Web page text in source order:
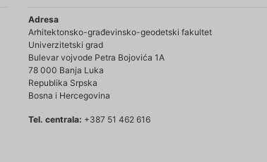
Adresa
Arhitektonsko-građevinsko-geodetski fakultet
Univerzitetski grad
Bulevar vojvode Petra Bojovića 1A
78 000 Banja Luka
Republika Srpska
Bosna i Hercegovina
Tel. centrala: +387 51 462 616